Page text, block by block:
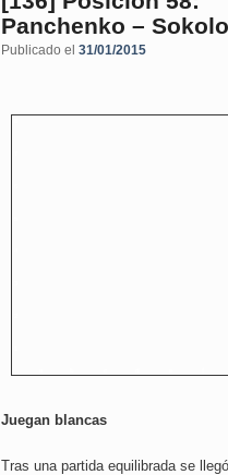
Panchenko –
Publicado el 31/01/2015
Juegan blancas
Tras una partida equilibrada se